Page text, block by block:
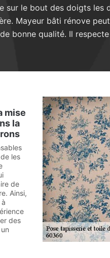
le bout des doigts les
Mayeur bâti rénove
bonne qualité. Il
mise
la
les
de
Ainsi,
des